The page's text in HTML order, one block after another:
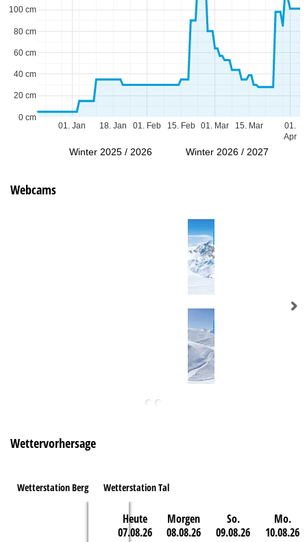
01. Jan 01. Feb 01. Mar
01.
Apr
18. Jan 15. Feb 15. Mar
0 cm
20 cm
40 cm
60 cm
80 cm
100 cm
Winter 2025 / 2026 Winter 2026 / 2027
Webcams
Wettervorhersage
Wetterstation Berg Wetterstation Tal
Heute
07.08.26
Morgen
08.08.26
So.
09.08.26
Mo.
10.08.26